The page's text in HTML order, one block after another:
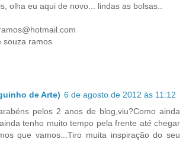
olha eu aqui de novo... lindas as bolsas..
souza ramos
de Arte) 6 de agosto de 2012 às 11:12
pelos 2 anos de blog,viu?Como ainda
tenho muito tempo pela frente até chegar
que vamos...Tiro muita inspiração do seu